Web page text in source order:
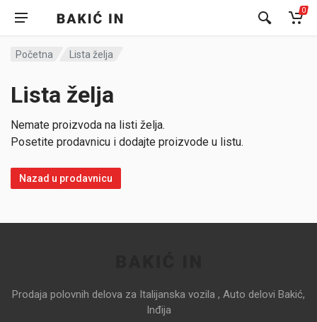
0
Početna Lista želja
Lista želja
Nemate proizvoda na listi želja.
Posetite prodavnicu i dodajte proizvode u listu.
Nazad u prodavnicu
Prodaja polovnih delova za Italijanska vozila , Auto delovi Bakić,
Inđija